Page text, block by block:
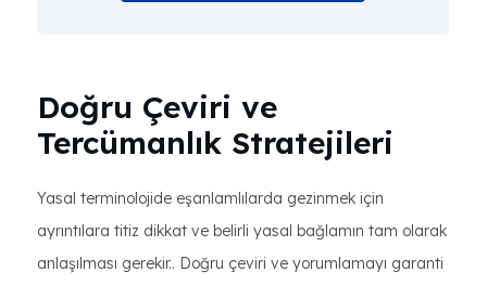
Doğru Çeviri ve
Tercümanlık Stratejileri
Yasal terminolojide eşanlamlılarda gezinmek için
ayrıntılara titiz dikkat ve belirli yasal bağlamın tam olarak
anlaşılması gerekir.. Doğru çeviri ve yorumlamayı garanti